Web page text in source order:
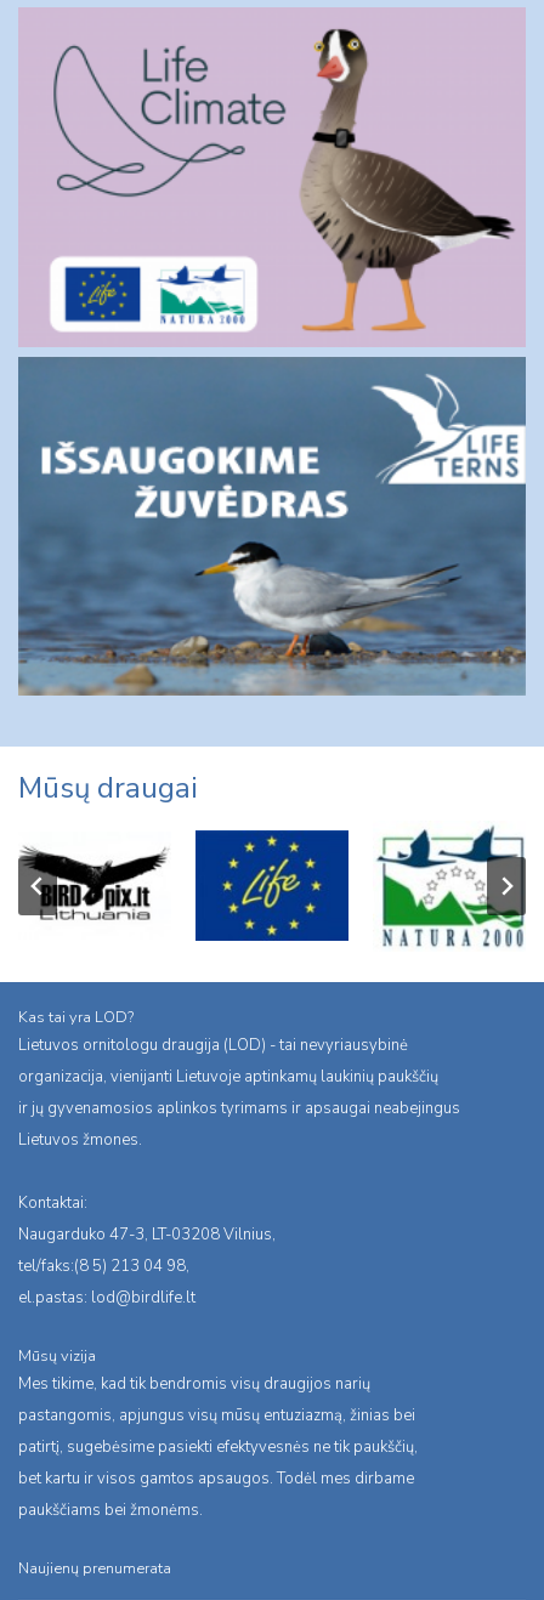
Mūsų draugai
Kas tai yra LOD?
Lietuvos ornitologu draugija (LOD) - tai nevyriausybinė
organizacija, vienijanti Lietuvoje aptinkamų laukinių paukščių
ir jų gyvenamosios aplinkos tyrimams ir apsaugai neabejingus
Lietuvos žmones.
Kontaktai:
Naugarduko 47-3, LT-03208 Vilnius,
tel/faks:(8 5) 213 04 98,
el.pastas: lod@birdlife.lt
Mūsų vizija
Mes tikime, kad tik bendromis visų draugijos narių
pastangomis, apjungus visų mūsų entuziazmą, žinias bei
patirtį, sugebėsime pasiekti efektyvesnės ne tik paukščių,
bet kartu ir visos gamtos apsaugos. Todėl mes dirbame
paukščiams bei žmonėms.
Naujienų prenumerata